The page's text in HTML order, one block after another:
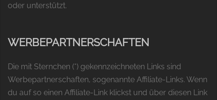
oder unterstützt.
WERBEPARTNERSCHAFTEN
Die mit Sternchen (*) gekennzeichneten Links sind
Werbepartnerschaften, sogenannte Affiliate-Links. Wenn
du auf so einen Affiliate-Link klickst und über diesen Link